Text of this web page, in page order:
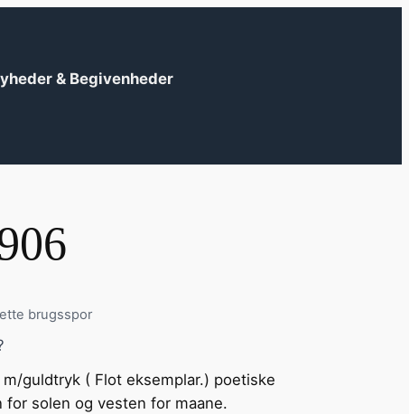
& Begivenheder
brugsspor
guldtryk ( Flot eksemplar.) poetiske
solen og vesten for maane.